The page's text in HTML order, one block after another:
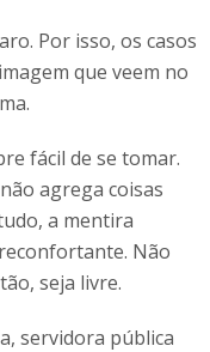
Por isso, os casos
que veem no
fácil de se tomar.
agrega coisas
a mentira
Não
seja livre.
servidora pública